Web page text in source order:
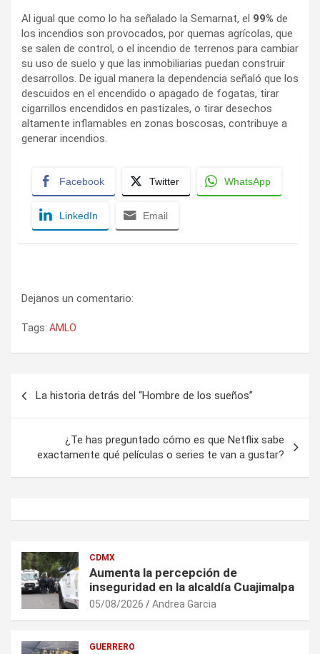
Al igual que como lo ha señalado la Semarnat, el 99% de
los incendios son provocados, por quemas agrícolas, que
se salen de control, o el incendio de terrenos para cambiar
su uso de suelo y que las inmobiliarias puedan construir
desarrollos. De igual manera la dependencia señaló que los
descuidos en el encendido o apagado de fogatas, tirar
cigarrillos encendidos en pastizales, o tirar desechos
altamente inflamables en zonas boscosas, contribuye a
generar incendios.
Facebook Twitter WhatsApp
LinkedIn Email
Dejanos un comentario:
Tags: AMLO
entradas
La historia detrás del “Hombre de los sueños”
¿Te has preguntado cómo es que Netflix sabe
exactamente qué películas o series te van a gustar?
CDMX
Aumenta la percepción de
inseguridad en la alcaldía Cuajimalpa
05/08/2026 Andrea Garcia
GUERRERO